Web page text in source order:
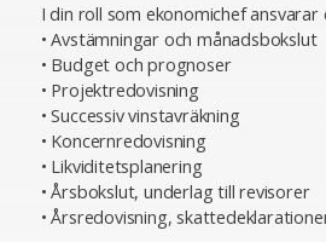
I din roll som ekonomichef
• Avstämningar och månadsbokslut
• Budget och prognoser
• Projektredovisning
• Successiv vinstavräkning
• Koncernredovisning
• Likviditetsplanering
• Årsbokslut, underlag till revisorer
• Årsredovisning,